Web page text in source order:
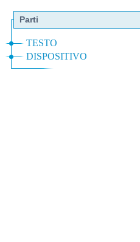
Parti
TESTO
DISPOSITIVO